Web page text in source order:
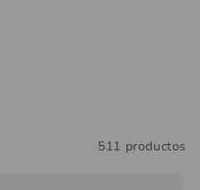
511 productos